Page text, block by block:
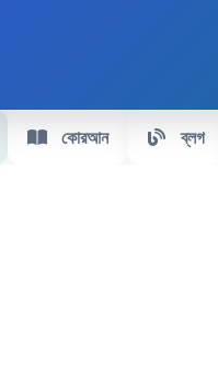
কোরআন ব্লগ